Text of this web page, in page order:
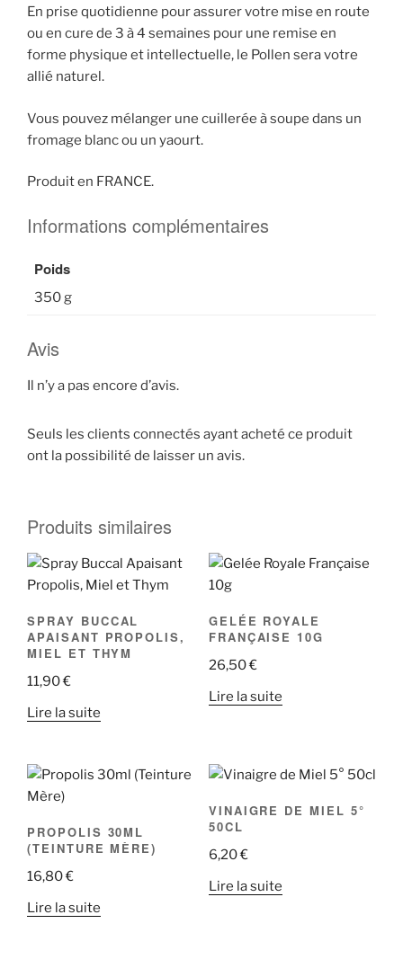
En prise quotidienne pour assurer votre mise en route
ou en cure de 3 à 4 semaines pour une remise en
forme physique et intellectuelle, le Pollen sera votre
allié naturel.
Vous pouvez mélanger une cuillerée à soupe dans un
fromage blanc ou un yaourt.
Produit en FRANCE.
Informations complémentaires
Poids
350 g
Avis
Il n’y a pas encore d’avis.
Seuls les clients connectés ayant acheté ce produit
ont la possibilité de laisser un avis.
Produits similaires
SPRAY BUCCAL
APAISANT PROPOLIS,
MIEL ET THYM
11,90€
Lire la suite
GELÉE ROYALE
FRANÇAISE 10G
26,50€
Lire la suite
PROPOLIS 30ML
(TEINTURE MÈRE)
16,80€
Lire la suite
VINAIGRE DE MIEL 5°
50CL
6,20€
Lire la suite